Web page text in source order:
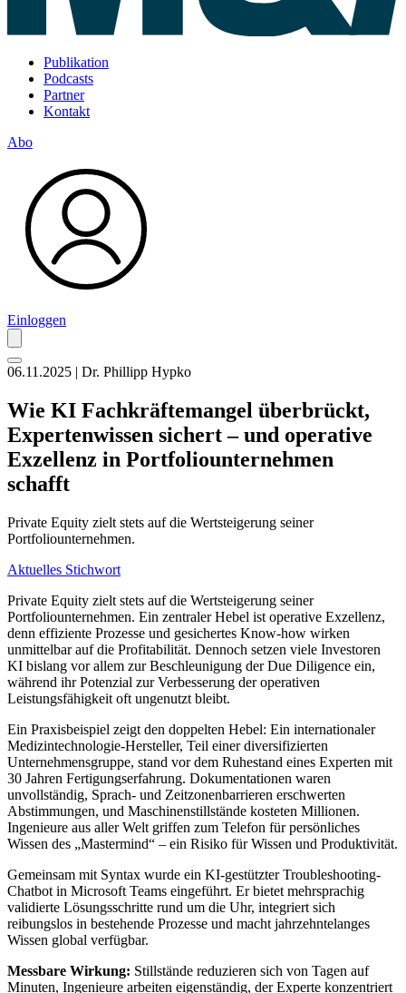
Publikation
Podcasts
Partner
Kontakt
Abo
Einloggen
06.11.2025 | Dr. Phillipp Hypko
Wie KI Fachkräftemangel überbrückt,
Expertenwissen sichert – und operative
Exzellenz in Portfoliounternehmen
schafft
Private Equity zielt stets auf die Wertsteigerung seiner
Portfoliounternehmen.
Aktuelles Stichwort
Private Equity zielt stets auf die Wertsteigerung seiner
Portfoliounternehmen. Ein zentraler Hebel ist operative Exzellenz,
denn effiziente Prozesse und gesichertes Know-how wirken
unmittelbar auf die Profitabilität. Dennoch setzen viele Investoren
KI bislang vor allem zur Beschleunigung der Due Diligence ein,
während ihr Potenzial zur Verbesserung der operativen
Leistungsfähigkeit oft ungenutzt bleibt.
Ein Praxisbeispiel zeigt den doppelten Hebel: Ein internationaler
Medizintechnologie-Hersteller, Teil einer diversifizierten
Unternehmensgruppe, stand vor dem Ruhestand eines Experten mit
30 Jahren Fertigungserfahrung. Dokumentationen waren
unvollständig, Sprach- und Zeitzonenbarrieren erschwerten
Abstimmungen, und Maschinenstillstände kosteten Millionen.
Ingenieure aus aller Welt griffen zum Telefon für persönliches
Wissen des „Mastermind“ – ein Risiko für Wissen und Produktivität.
Gemeinsam mit Syntax wurde ein KI-gestützter Troubleshooting-
Chatbot in Microsoft Teams eingeführt. Er bietet mehrsprachig
validierte Lösungsschritte rund um die Uhr, integriert sich
reibungslos in bestehende Prozesse und macht jahrzehntelanges
Wissen global verfügbar.
Messbare Wirkung: Stillstände reduzieren sich von Tagen auf
Minuten, Ingenieure arbeiten eigenständig, der Experte konzentriert